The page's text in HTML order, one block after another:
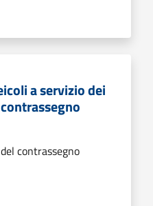
a servizio dei
contrassegno